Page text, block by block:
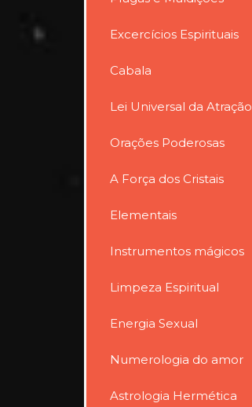
Excercícios Espirituais
Cabala
Lei Universal da Atração
Orações Poderosas
A Força dos Cristais
Elementais
Instrumentos mágicos
Limpeza Espiritual
Energia Sexual
Numerologia do amor
Astrologia Hermética